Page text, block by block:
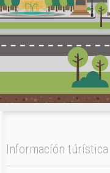
Informacíón túrística